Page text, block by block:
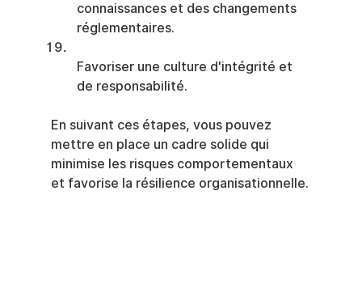
connaissances et des changements
réglementaires.
Favoriser une culture d'intégrité et
de responsabilité.
En suivant ces étapes, vous pouvez
mettre en place un cadre solide qui
minimise les risques comportementaux
et favorise la résilience organisationnelle.